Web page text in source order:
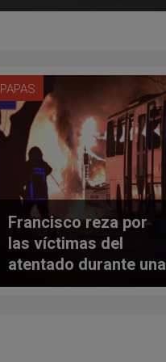
PAPAS
Francisco reza por
las víctimas del
atentado durante una
boda en Turquía